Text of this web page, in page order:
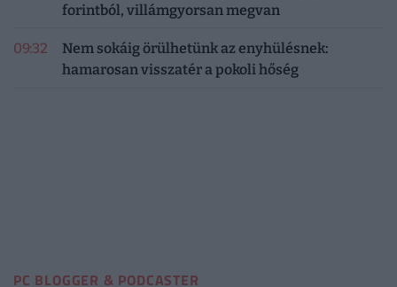
forintból, villámgyorsan megvan
09:32
Nem sokáig örülhetünk az enyhülésnek:
hamarosan visszatér a pokoli hőség
PC BLOGGER & PODCASTER